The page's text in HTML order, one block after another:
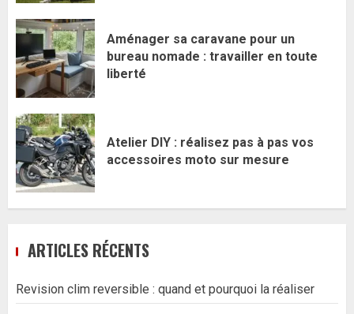
Aménager sa caravane pour un
bureau nomade : travailler en toute
liberté
Atelier DIY : réalisez pas à pas vos
accessoires moto sur mesure
ARTICLES RÉCENTS
Revision clim reversible : quand et pourquoi la réaliser